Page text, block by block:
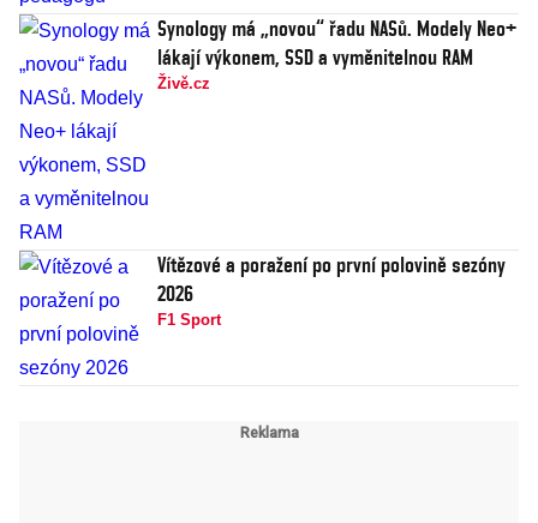
Synology má „novou“ řadu NASů. Modely Neo+
lákají výkonem, SSD a vyměnitelnou RAM
Živě.cz
Vítězové a poražení po první polovině sezóny
2026
F1 Sport